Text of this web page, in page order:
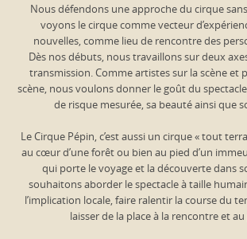
Nous défendons une approche du cirque
voyons le cirque comme vecteur
nouvelles, comme lieu de rencontre des
Dès nos débuts, nous travaillons sur deux
transmission. Comme artistes sur la scène et
scène, nous voulons donner le goût du
de risque mesurée, sa beauté ainsi que
Le Cirque Pépin, c’est aussi un cirque « tout
au cœur d’une forêt ou bien au pied d’un
qui porte le voyage et la découverte dans
souhaitons aborder le spectacle à taille
l’implication locale, faire ralentir la course du
laisser de la place à la rencontre et